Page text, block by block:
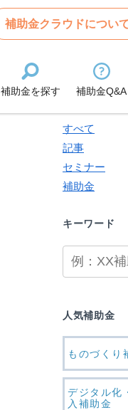
補助金クラウドについ
補助金を探す 補助金Q&A
Search
検索対象
すべて
記事
セミナー
補助金
キーワード
人気補助金
ものづくり
デジタル化
入補助金